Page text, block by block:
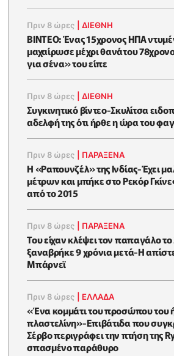
Πριν 8 ώρες |ΔΙΕΘΝΗ
ΒΙΝΤΕΟ: Ένας 15χρονος ΗΠΑ
μαχαίρωσε μέχρι θανάτου
για σένα» του είπε
Πριν 8 ώρες |ΔΙΕΘΝΗ
Συγκινητικό βίντεο-Σκυλίτσα
αδελφή της ότι ήρθε η ώρα του
Πριν 8 ώρες ΠΑΡΑΞΕΝΑ
Η «Ραπουνζέλ» της Ινδίας-Έχει
μέτρων και μπήκε στο Ρεκόρ
από το 2015
Πριν 8 ώρες ΠΑΡΑΞΕΝΑ
Του είχαν κλέψει τον παπαγάλο το
ξαναβρήκε 9 χρόνια μετά-Η
Μπάρνεϊ
Πριν 8 ώρες ΕΛΛΑΔΑ
«Ένα κομμάτι του προσώπου του
πλαστελίνη»-Επιβάτιδα που
Σέρβο περιγράφει την πτήση της
σπασμένο παράθυρο